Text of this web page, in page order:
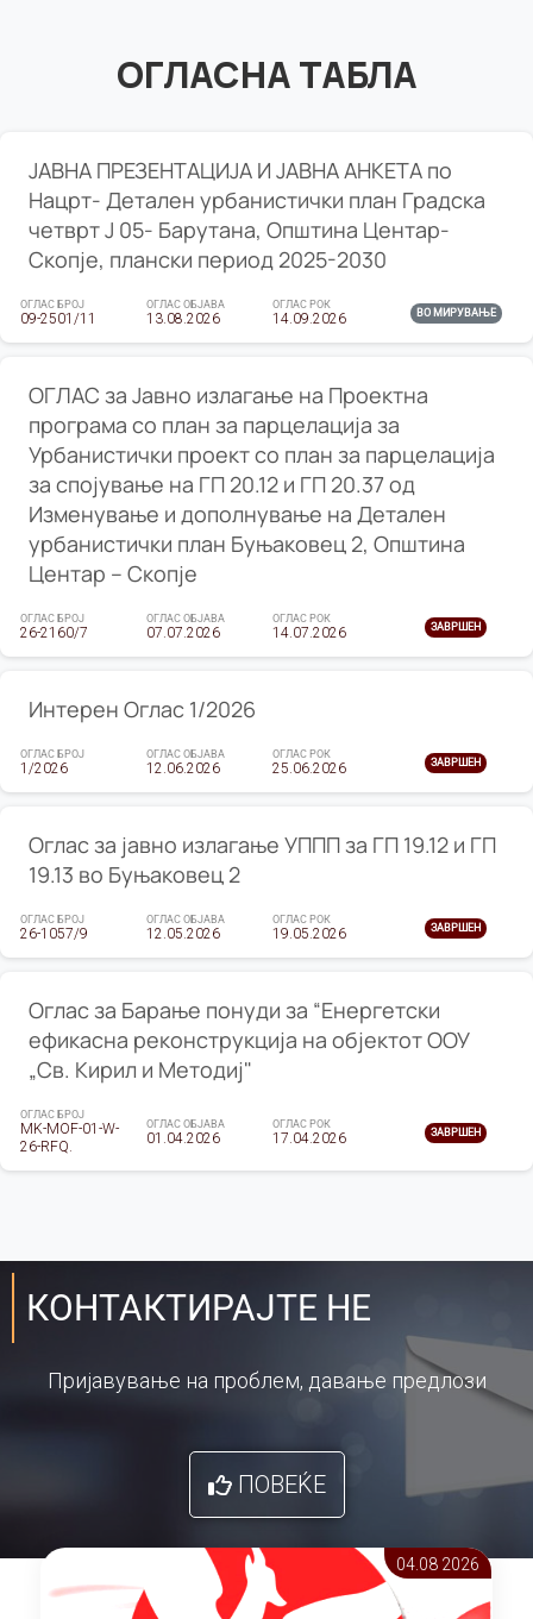
ОГЛАСНА ТАБЛА
ЈАВНА ПРЕЗЕНТАЦИЈА И ЈАВНА АНКЕТА по
Нацрт- Детален урбанистички план Градска
четврт Ј 05- Барутана, Општина Центар-
Скопје, плански период 2025-2030
ОГЛАС БРОЈ
09-2501/11
ОГЛАС ОБЈАВА
13.08.2026
ОГЛАС РОК
14.09.2026 ВО МИРУВАЊЕ
ОГЛАС за Јавно излагање на Проектна
програма со план за парцелација за
Урбанистички проект со план за парцелација
за спојување на ГП 20.12 и ГП 20.37 од
Изменување и дополнување на Детален
урбанистички план Буњаковец 2, Општина
Центар – Скопје
ОГЛАС БРОЈ
26-2160/7
ОГЛАС ОБЈАВА
07.07.2026
ОГЛАС РОК
14.07.2026 ЗАВРШЕН
Интерен Оглас 1/2026
ОГЛАС БРОЈ
1/2026
ОГЛАС ОБЈАВА
12.06.2026
ОГЛАС РОК
25.06.2026 ЗАВРШЕН
Оглас за јавно излагање УППП за ГП 19.12 и ГП
19.13 во Буњаковец 2
ОГЛАС БРОЈ
26-1057/9
ОГЛАС ОБЈАВА
12.05.2026
ОГЛАС РОК
19.05.2026 ЗАВРШЕН
Оглас за Барање понуди за “Енергетски
ефикасна реконструкција на објектот ООУ
„Св. Кирил и Методиј"
ОГЛАС БРОЈ
MK-MOF-01-W-
26-RFQ.
ОГЛАС ОБЈАВА
01.04.2026
ОГЛАС РОК
17.04.2026 ЗАВРШЕН
КОНТАКТИРАЈТЕ НЕ
Пријавување на проблем, давање предлози
ПОВЕЌЕ
04.08 2026